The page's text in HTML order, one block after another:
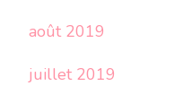
août 2019
juillet 2019